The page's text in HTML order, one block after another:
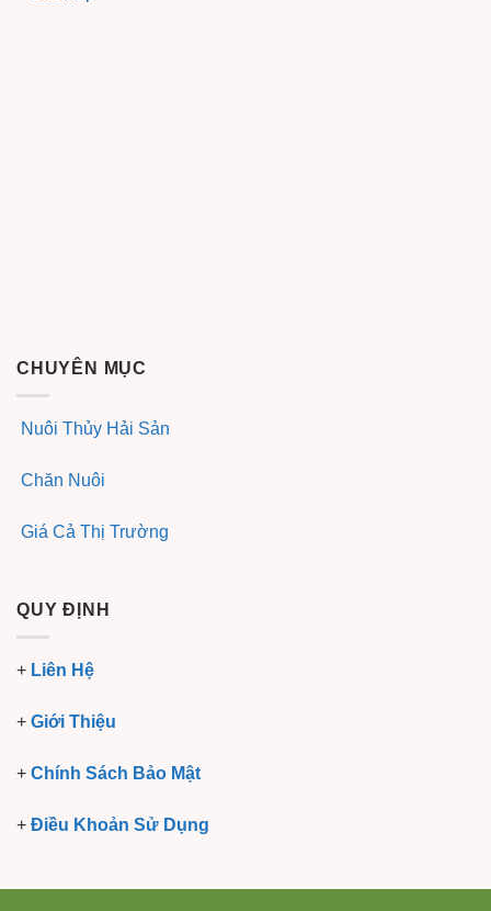
CHUYÊN MỤC
Nuôi Thủy Hải Sản
Chăn Nuôi
Giá Cả Thị Trường
QUY ĐỊNH
+ Liên Hệ
+ Giới Thiệu
+ Chính Sách Bảo Mật
+ Điều Khoản Sử Dụng